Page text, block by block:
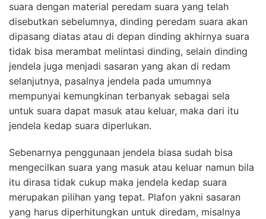
suara dengan material peredam suara yang telah
disebutkan sebelumnya, dinding peredam suara akan
dipasang diatas atau di depan dinding akhirnya suara
tidak bisa merambat melintasi dinding, selain dinding
jendela juga menjadi sasaran yang akan di redam
selanjutnya, pasalnya jendela pada umumnya
mempunyai kemungkinan terbanyak sebagai sela
untuk suara dapat masuk atau keluar, maka dari itu
jendela kedap suara diperlukan.
Sebenarnya penggunaan jendela biasa sudah bisa
mengecilkan suara yang masuk atau keluar namun bila
itu dirasa tidak cukup maka jendela kedap suara
merupakan pilihan yang tepat. Plafon yakni sasaran
yang harus diperhitungkan untuk diredam, misalnya